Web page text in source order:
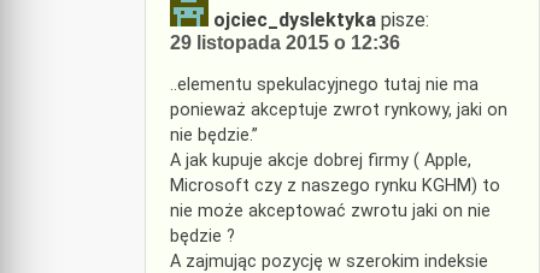
ojciec_dyslektyka pisze:
29 listopada 2015 o 12:36
..elementu spekulacyjnego tutaj nie ma
ponieważ akceptuje zwrot rynkowy, jaki on
nie będzie.”
A jak kupuje akcje dobrej firmy ( Apple,
Microsoft czy z naszego rynku KGHM) to
nie może akceptować zwrotu jaki on nie
będzie ?
A zajmując pozycję w szerokim indeksie